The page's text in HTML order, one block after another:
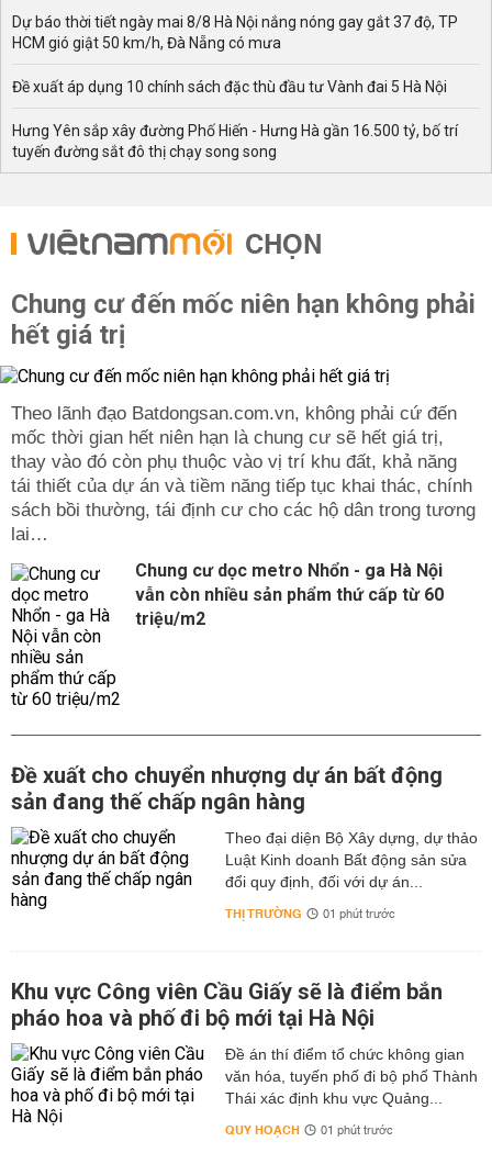
Dự báo thời tiết ngày mai 8/8 Hà Nội nắng nóng gay gắt 37 độ, TP
HCM gió giật 50 km/h, Đà Nẵng có mưa
Đề xuất áp dụng 10 chính sách đặc thù đầu tư Vành đai 5 Hà Nội
Hưng Yên sắp xây đường Phố Hiến - Hưng Hà gần 16.500 tỷ, bố trí
tuyến đường sắt đô thị chạy song song
CHỌN
Chung cư đến mốc niên hạn không phải
hết giá trị
Theo lãnh đạo Batdongsan.com.vn, không phải cứ đến
mốc thời gian hết niên hạn là chung cư sẽ hết giá trị,
thay vào đó còn phụ thuộc vào vị trí khu đất, khả năng
tái thiết của dự án và tiềm năng tiếp tục khai thác, chính
sách bồi thường, tái định cư cho các hộ dân trong tương
lai…
Chung cư dọc metro Nhổn - ga Hà Nội
vẫn còn nhiều sản phẩm thứ cấp từ 60
triệu/m2
Đề xuất cho chuyển nhượng dự án bất động
sản đang thế chấp ngân hàng
Theo đại diện Bộ Xây dựng, dự thảo
Luật Kinh doanh Bất động sản sửa
đổi quy định, đối với dự án...
THỊ TRƯỜNG 01 phút trước
Khu vực Công viên Cầu Giấy sẽ là điểm bắn
pháo hoa và phố đi bộ mới tại Hà Nội
Đề án thí điểm tổ chức không gian
văn hóa, tuyến phố đi bộ phố Thành
Thái xác định khu vực Quảng...
QUY HOẠCH 01 phút trước